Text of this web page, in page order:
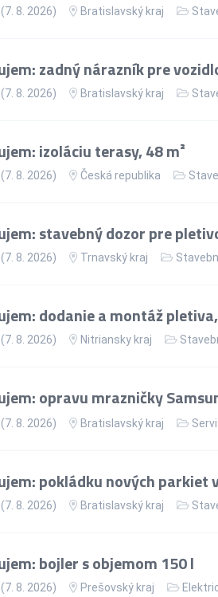
8. 2026) Bratislavský kraj
zadný nárazník pre vozidlo
8. 2026) Bratislavský kraj
izoláciu terasy, 48 m²
8. 2026) Česká republika
stavebný dozor pre
8. 2026) Trnavský kraj
dodanie a montáž
8. 2026) Nitriansky kraj
opravu mrazničky
8. 2026) Bratislavský kraj
pokládku nových parkiet
8. 2026) Bratislavský kraj
bojler s objemom 150 l
8. 2026) Prešovský kraj